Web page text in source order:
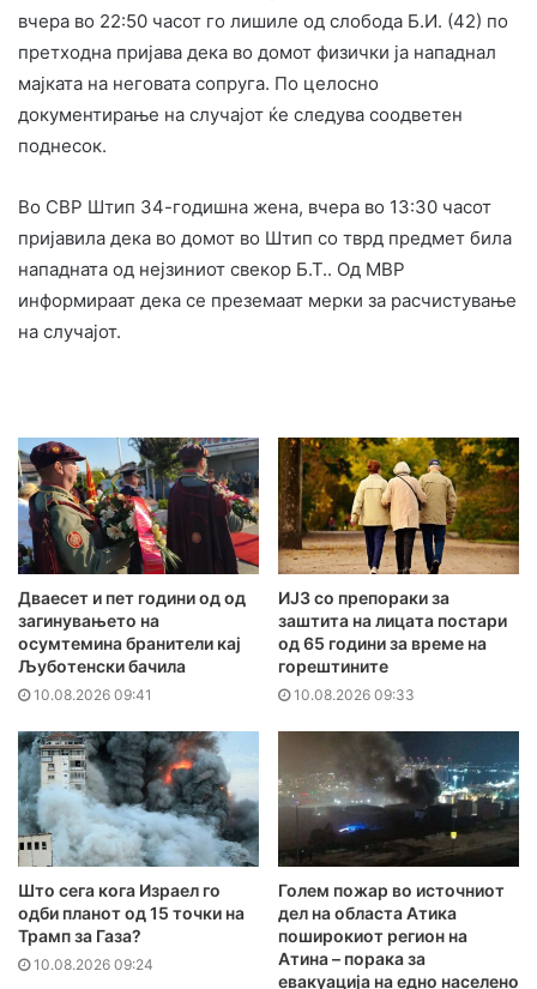
вчера во 22:50 часот го лишиле од слобода Б.И. (42) по
претходна пријава дека во домот физички ја нападнал
мајката на неговата сопруга. По целосно
документирање на случајот ќе следува соодветен
поднесок.
Во СВР Штип 34-годишна жена, вчера во 13:30 часот
пријавила дека во домот во Штип со тврд предмет била
нападната од нејзиниот свекор Б.Т.. Од МВР
информираат дека се преземаат мерки за расчистување
на случајот.
Дваесет и пет години од од
загинувањето на
осумтемина бранители кај
Љуботенски бачила
10.08.2026 09:41
ИЈЗ со препораки за
заштита на лицата постари
од 65 години за време на
горештините
10.08.2026 09:33
Што сега кога Израел го
одби планот од 15 точки на
Трамп за Газа?
10.08.2026 09:24
Голем пожар во источниот
дел на областа Атика
поширокиот регион на
Атина – порака за
евакуација на едно населено